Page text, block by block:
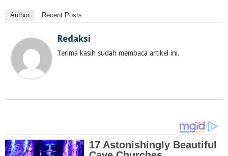
Author Recent Posts
Redaksi
Terima kasih sudah membaca artikel ini.